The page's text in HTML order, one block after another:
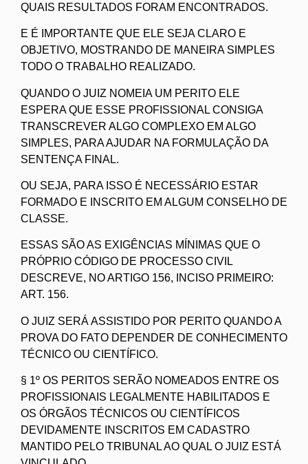
QUAIS RESULTADOS FORAM ENCONTRADOS.
E É IMPORTANTE QUE ELE SEJA CLARO E
OBJETIVO, MOSTRANDO DE MANEIRA SIMPLES
TODO O TRABALHO REALIZADO.
QUANDO O JUIZ NOMEIA UM PERITO ELE
ESPERA QUE ESSE PROFISSIONAL CONSIGA
TRANSCREVER ALGO COMPLEXO EM ALGO
SIMPLES, PARA AJUDAR NA FORMULAÇÃO DA
SENTENÇA FINAL.
OU SEJA, PARA ISSO É NECESSÁRIO ESTAR
FORMADO E INSCRITO EM ALGUM CONSELHO DE
CLASSE.
ESSAS SÃO AS EXIGÊNCIAS MÍNIMAS QUE O
PRÓPRIO CÓDIGO DE PROCESSO CIVIL
DESCREVE, NO ARTIGO 156, INCISO PRIMEIRO:
ART. 156.
O JUIZ SERÁ ASSISTIDO POR PERITO QUANDO A
PROVA DO FATO DEPENDER DE CONHECIMENTO
TÉCNICO OU CIENTÍFICO.
§ 1º OS PERITOS SERÃO NOMEADOS ENTRE OS
PROFISSIONAIS LEGALMENTE HABILITADOS E
OS ÓRGÃOS TÉCNICOS OU CIENTÍFICOS
DEVIDAMENTE INSCRITOS EM CADASTRO
MANTIDO PELO TRIBUNAL AO QUAL O JUIZ ESTÁ